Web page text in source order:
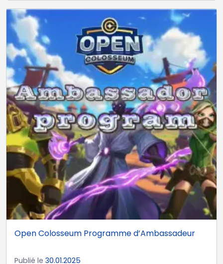
Open Colosseum Programme d’Ambassadeur
Publié le 30.01.2025